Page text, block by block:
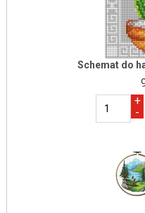
Schemat do
+
-